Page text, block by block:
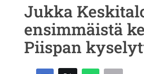
Jukka
ensimmäistä
Piispan